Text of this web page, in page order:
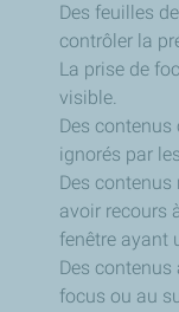
Des feuilles
contrôler la
La prise de
visible.
Des contenus
ignorés par
Des contenus
avoir recours
fenêtre ayant
Des
focus ou au